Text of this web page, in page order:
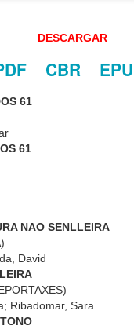
DESCARGAR
CBR
61
61
NAO SENLLEIRA
David
Ribadomar, Sara